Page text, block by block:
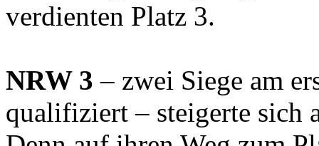
verdienten Platz 3.
NRW 3 – zwei Siege am
qualifiziert – steigerte sich